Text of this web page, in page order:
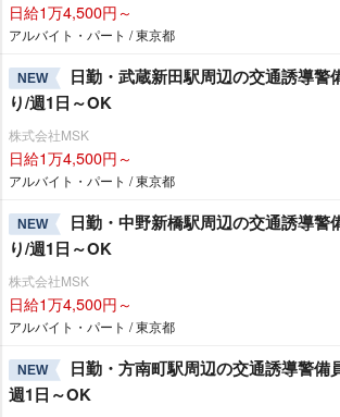
日給1万4,500円～
アルバイト・パート / 東京都
NEW
日勤・武蔵新田駅周辺の交通誘導警
り/週1日～OK
株式会社MSK
日給1万4,500円～
アルバイト・パート / 東京都
NEW
日勤・中野新橋駅周辺の交通誘導警
り/週1日～OK
株式会社MSK
日給1万4,500円～
アルバイト・パート / 東京都
NEW
日勤・方南町駅周辺の交通誘導警備
週1日～OK